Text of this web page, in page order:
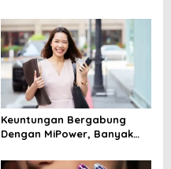
Membedakannya
Keuntungan Bergabung
Dengan MiPower, Banyak
Jalur Ini